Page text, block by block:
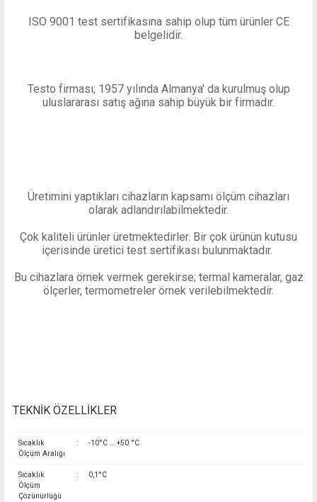
ISO 9001 test sertifikasına sahip olup tüm ürünler CE
belgelidir.
Testo firması; 1957 yılında Almanya' da kurulmuş olup
uluslararası satış ağına sahip büyük bir firmadır.
Üretimini yaptıkları cihazların kapsamı ölçüm cihazları
olarak adlandırılabilmektedir.
Çok kaliteli ürünler üretmektedirler. Bir çok ürünün kutusu
içerisinde üretici test sertifikası bulunmaktadır.
Bu cihazlara örnek vermek gerekirse; termal kameralar, gaz
ölçerler, termometreler örnek verilebilmektedir.
TEKNİK ÖZELLİKLER
Sıcaklık
Ölçüm Aralığı
: -10°C … +50 °C
Sıcaklık
Ölçüm
Çözünürlüğü
: 0,1°C